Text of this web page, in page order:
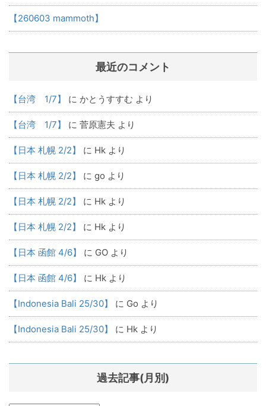
【260603 mammoth】
最近のコメント
【台湾 1/7】 に かとうすすむ より
【台湾 1/7】 に 菅原憲夫 より
【日本 札幌 2/2】 に Hk より
【日本 札幌 2/2】 に go より
【日本 札幌 2/2】 に Hk より
【日本 札幌 2/2】 に Hk より
【日本 函館 4/6】 に GO より
【日本 函館 4/6】 に Hk より
【Indonesia Bali 25/30】 に Go より
【Indonesia Bali 25/30】 に Hk より
過去記事(月別)